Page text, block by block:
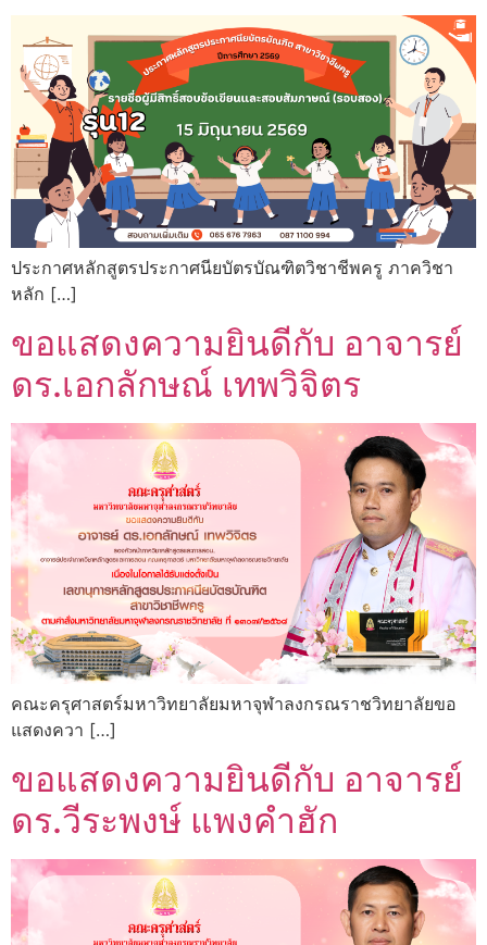
ประกาศหลักสูตรประกาศนียบัตรบัณฑิตวิชาชีพครู ภาควิชา
หลัก […]
ขอแสดงความยินดีกับ อาจารย์
ดร.เอกลักษณ์ เทพวิจิตร
คณะครุศาสตร์มหาวิทยาลัยมหาจุฬาลงกรณราชวิทยาลัยขอ
แสดงควา […]
ขอแสดงความยินดีกับ อาจารย์
ดร.วีระพงษ์ แพงคำฮัก